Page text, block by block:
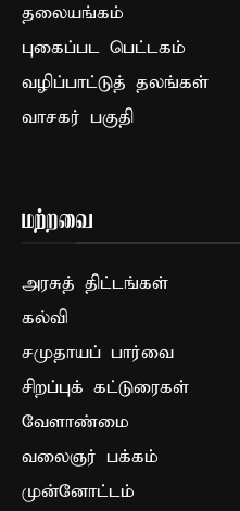
தலையங்கம்
புகைப்பட பெட்டகம்
வழிப்பாட்டுத் தலங்கள்
வாசகர் பகுதி
மற்றவை
அரசுத் திட்டங்கள்
கல்வி
சமுதாயப் பார்வை
சிறப்புக் கட்டுரைகள்
வேளாண்மை
வலைஞர் பக்கம்
முன்னோட்டம்